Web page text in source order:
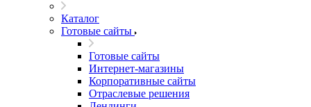
Каталог
Готовые сайты
Готовые сайты
Интернет-магазины
Корпоративные сайты
Отраслевые решения